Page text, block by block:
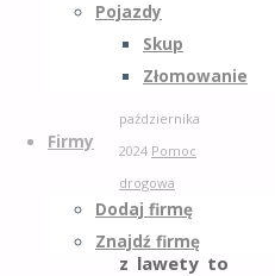
Pojazdy
Skup
Złomowanie
Firmy
Dodaj firmę
Znajdź firmę
moyodo.pl
października
202424
października
2024 Pomoc
drogowa
Korzystanie
z lawety to